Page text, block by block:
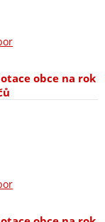
obce na rok